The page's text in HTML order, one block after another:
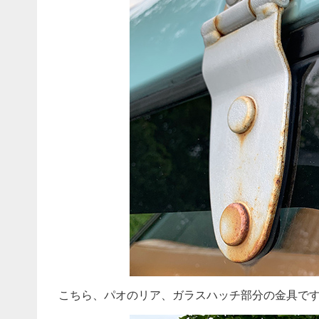
こちら、パオのリア、ガラスハッチ部分の金具で